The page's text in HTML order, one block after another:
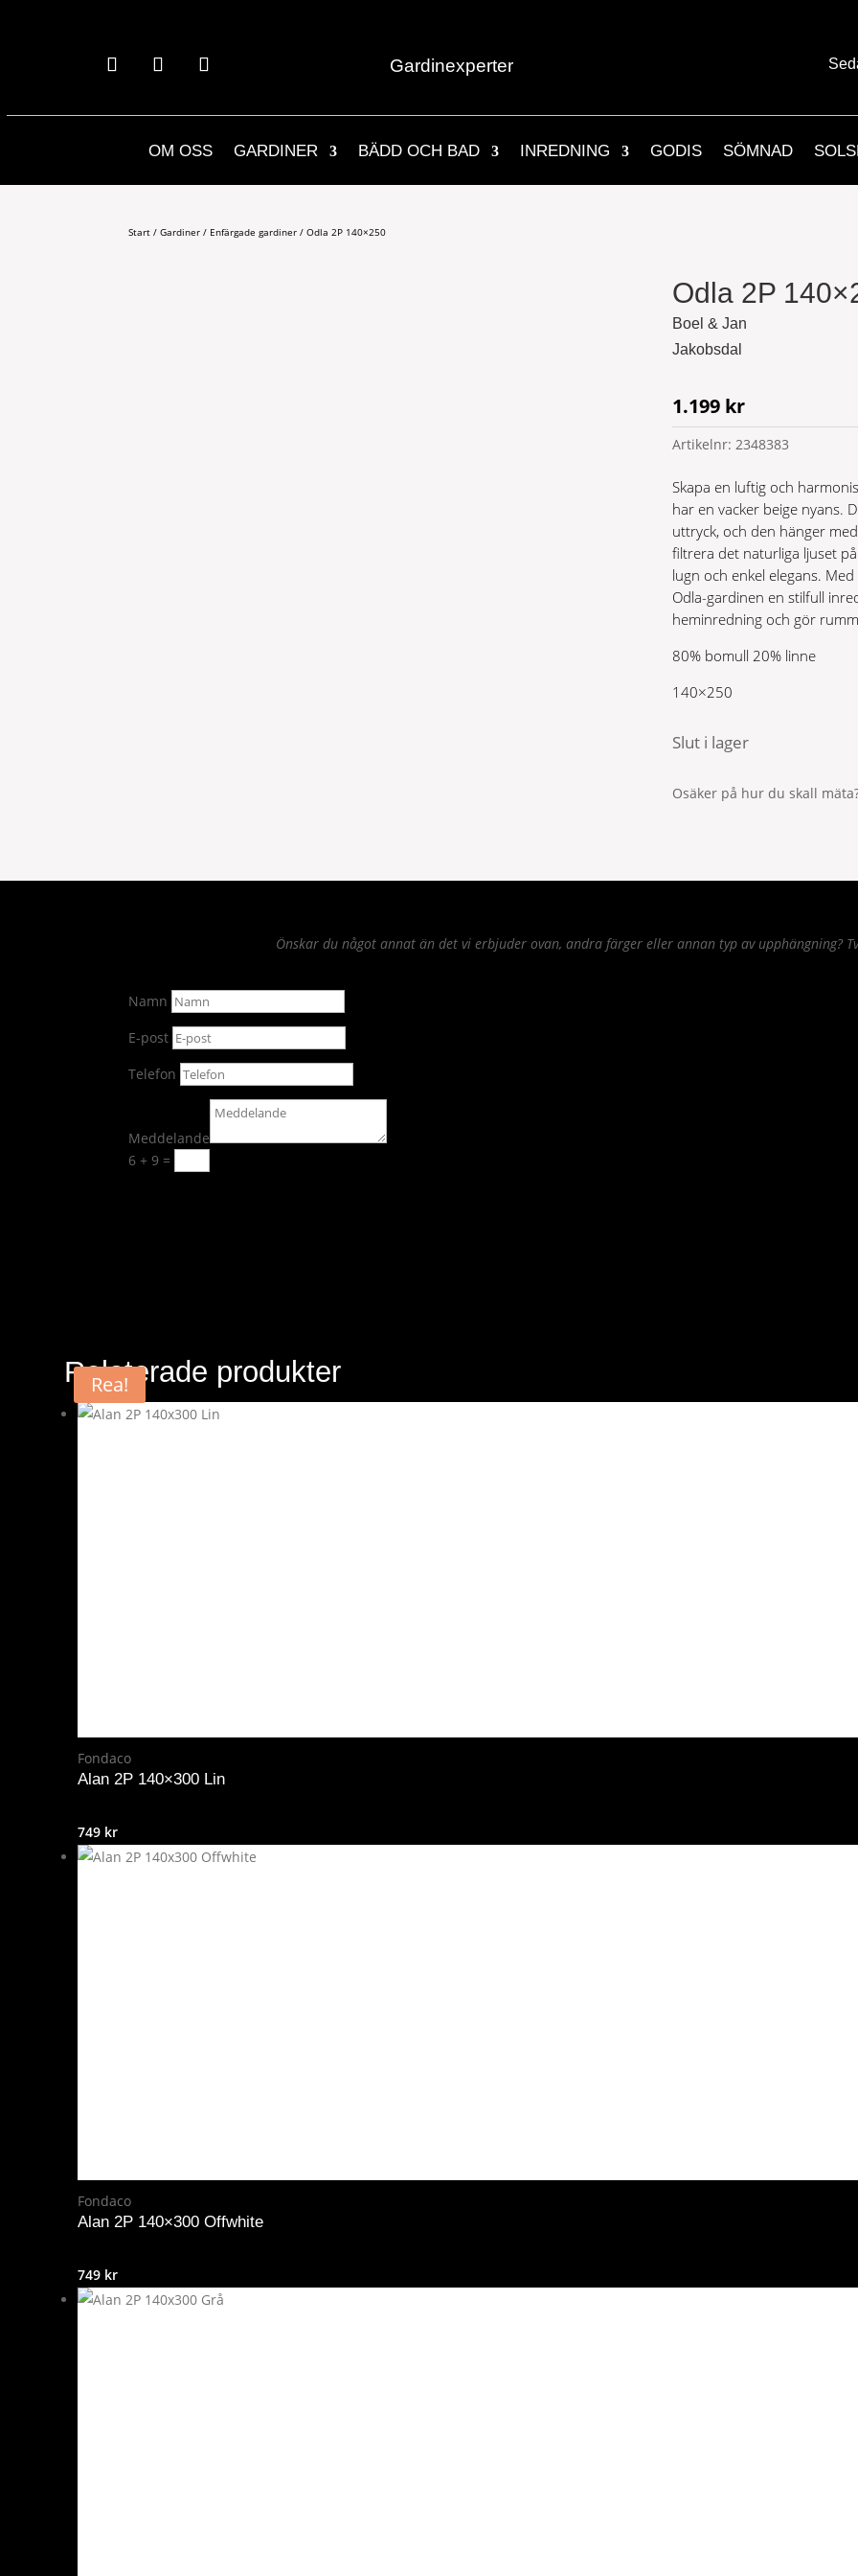
Gardinexperter
OM OSS GARDINER BÄDD OCH BAD INREDNING GODIS SÖMNAD
Start /Gardiner / Enfärgade gardiner / Odla 2P 140×250
Odla 2P
Boel & Jan
Jakobsdal
1.199 kr
Artikelnr: 2348383
Skapa en luftig och
har en vacker beige nyans.
uttryck, och den hänger
filtrera det naturliga ljuset
lugn och enkel elegans.
Odla-gardinen en stilfull
heminredning och gör
80% bomull 20% linne
140×250
Slut i lager
Osäker på hur du skall
Önskar du något annat än det vi erbjuder ovan, andra färger eller annan typ av upphängning?
Namn
E-post
Telefon
Meddelande
6 + 9 =
Relaterade produkter
Fondaco
Alan 2P 140×300 Lin
749 kr
Fondaco
Alan 2P 140×300 Offwhite
749 kr
Rea!